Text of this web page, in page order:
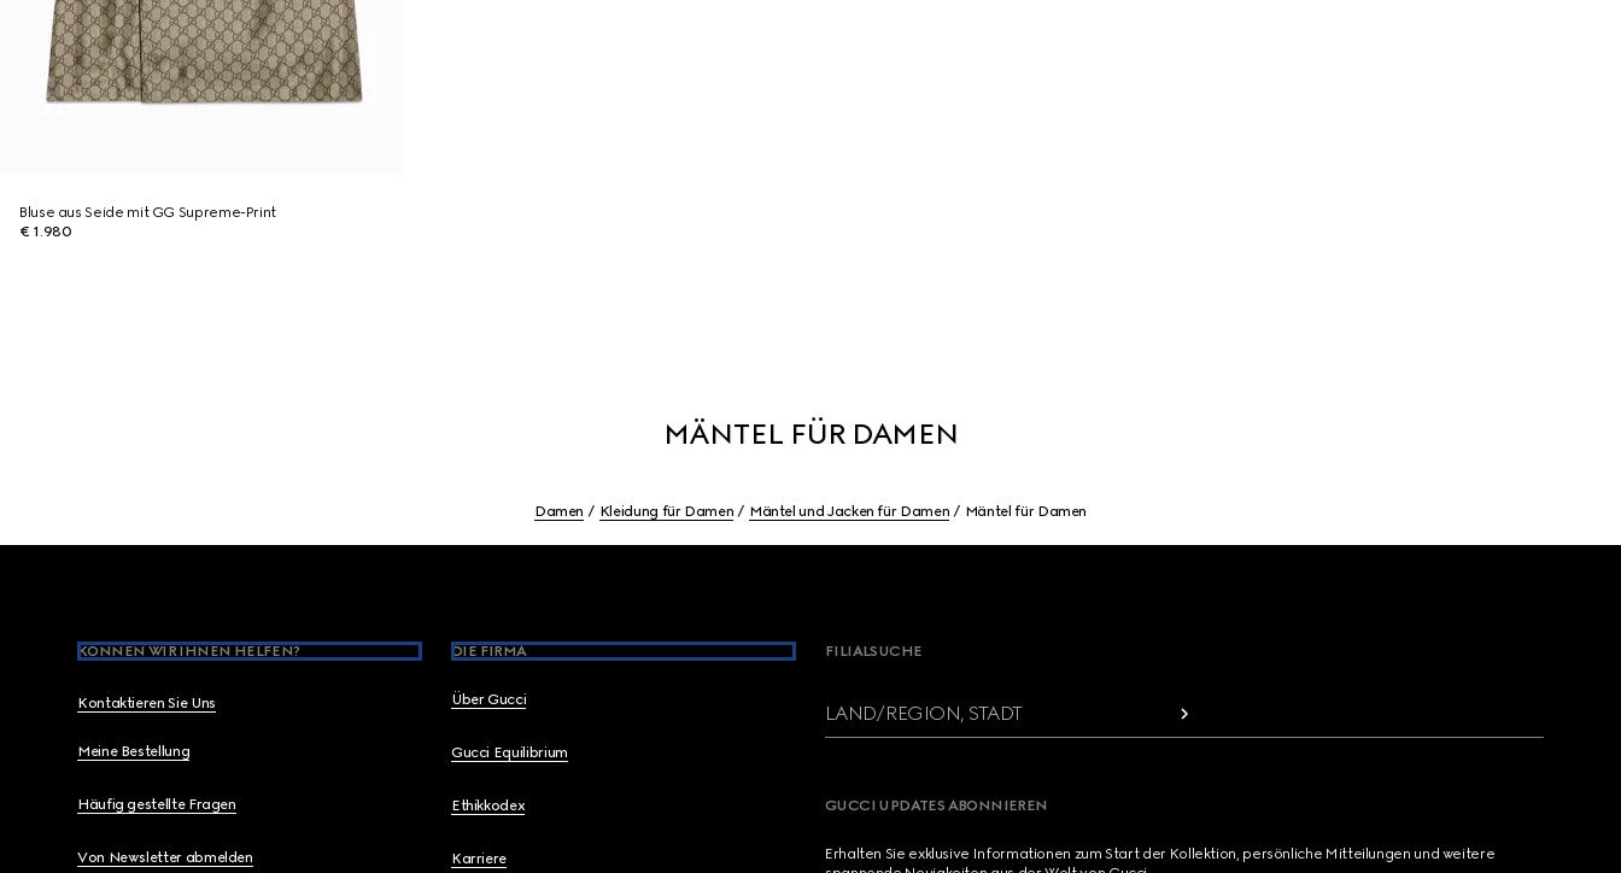
Bluse aus Seide mit GG Supreme-Print
€ 1.980
MÄNTEL FÜR DAMEN
Damen Kleidung für Damen Mäntel und Jacken für Damen Mäntel für Damen
KÖNNEN WIR IHNEN HELFEN?
Kontaktieren Sie Uns
Meine Bestellung
Häufig gestellte Fragen
Von Newsletter abmelden
DIE FIRMA
Über Gucci
Gucci Equilibrium
Ethikkodex
Karriere
FILIALSUCHE
LAND/REGION, STADT
GUCCI UPDATES ABONNIEREN
Erhalten Sie exklusive Informationen zum Start der Kollektion, persönliche Mitteilungen und weitere